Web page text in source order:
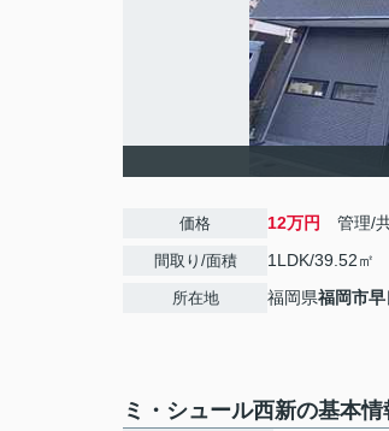
価格 12万円 管理/
間取り/面積 1LDK/39.52㎡
所在地 福岡県福岡市早
ミ・シュール西新の基本情